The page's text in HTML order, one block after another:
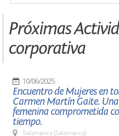
Próximas
corporativa
10/06/2025
Encuentro de Mujeres en
Carmen Martín Gaite.
femenina comprometida
tiempo.
Salamanca (Salamanca)